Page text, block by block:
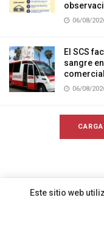
06/08/
El SCS
sangre
06/08/
Este sitio web